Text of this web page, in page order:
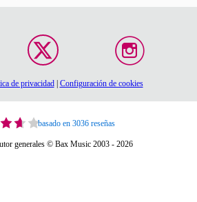
de privacidad| Configuración de cookies
basado en 3036 reseñas
generales © Bax Music 2003 - 2026